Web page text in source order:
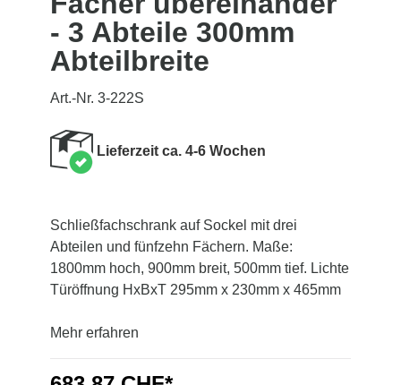
- 3 Abteile 300mm
Abteilbreite
Art.-Nr. 3-222S
Lieferzeit ca. 4-6 Wochen
Schließfachschrank auf Sockel mit drei
Abteilen und fünfzehn Fächern. Maße:
1800mm hoch, 900mm breit, 500mm tief. Lichte
Türöffnung HxBxT 295mm x 230mm x 465mm
Mehr erfahren